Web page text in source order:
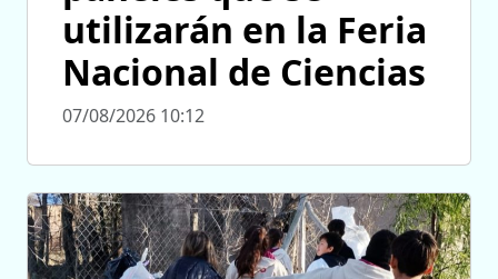
utilizarán en la Feria
Nacional de Ciencias
07/08/2026 10:12